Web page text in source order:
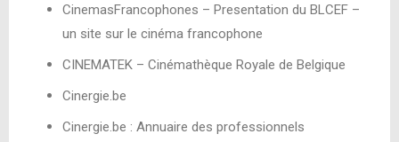
CinemasFrancophones – Presentation du BLCEF –
un site sur le cinéma francophone
CINEMATEK – Cinémathèque Royale de Belgique
Cinergie.be
Cinergie.be : Annuaire des professionnels